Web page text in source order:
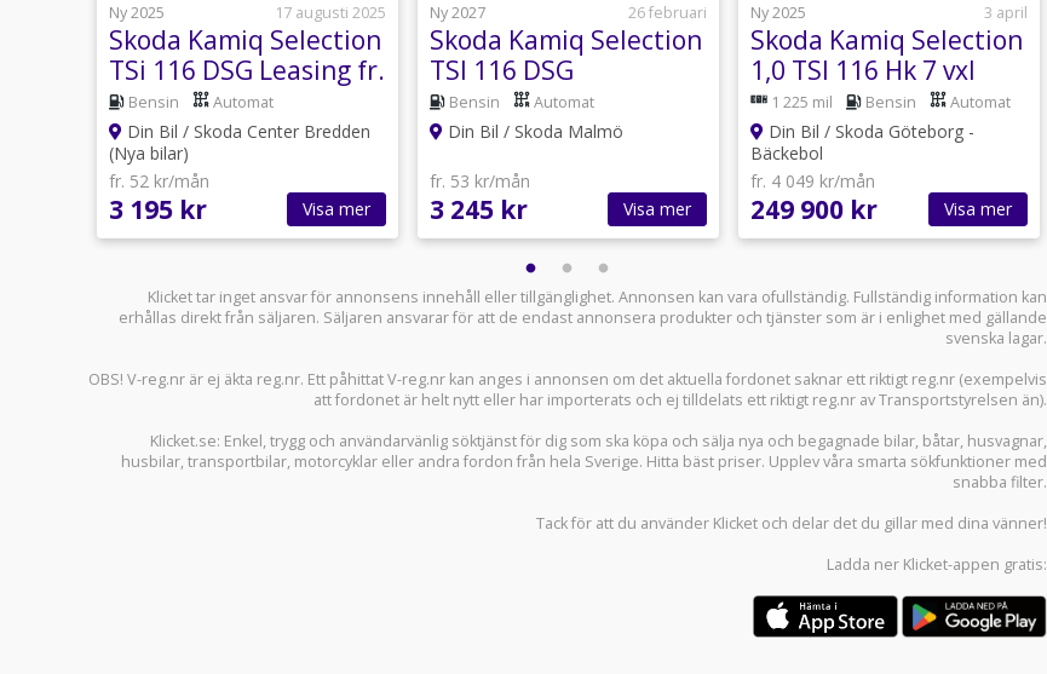
Ny 2025
17 augusti 2025
Skoda Kamiq Selection
TSi 116 DSG Leasing fr.
Bensin Automat
Din Bil / Skoda Center Bredden
(Nya bilar)
fr. 52 kr/mån
3 195 kr Visa mer
Ny 2027
26 februari
Skoda Kamiq Selection
TSI 116 DSG
*privatleasingerbjudande*
Bensin Automat
Din Bil / Skoda Malmö
fr. 53 kr/mån
3 245 kr Visa mer
Ny 2025
3 april
Skoda Kamiq Selection
1,0 TSI 116 Hk 7 vxl
DSG1 225 mil Bensin Automat
Din Bil / Skoda Göteborg -
Bäckebol
fr. 4 049 kr/mån
249 900 kr Visa mer
Klicket tar inget ansvar för annonsens innehåll eller tillgänglighet. Annonsen kan vara ofullständig. Fullständig information kan
erhållas direkt från säljaren. Säljaren ansvarar för att de endast annonsera produkter och tjänster som är i enlighet med gällande
svenska lagar.
OBS! V-reg.nr är ej äkta reg.nr. Ett påhittat V-reg.nr kan anges i annonsen om det aktuella fordonet saknar ett riktigt reg.nr (exempelvis
att fordonet är helt nytt eller har importerats och ej tilldelats ett riktigt reg.nr av Transportstyrelsen än).
Klicket.se: Enkel, trygg och användarvänlig söktjänst för dig som ska köpa och sälja nya och begagnade bilar, båtar, husvagnar,
husbilar,transportbilar, motorcyklar eller andra fordon från hela Sverige. Hitta bäst priser. Upplev våra smarta sökfunktioner med
snabba filter.
Tack för att du använder Klicket och delar det du gillar med dina vänner!
Ladda ner Klicket-appen gratis: